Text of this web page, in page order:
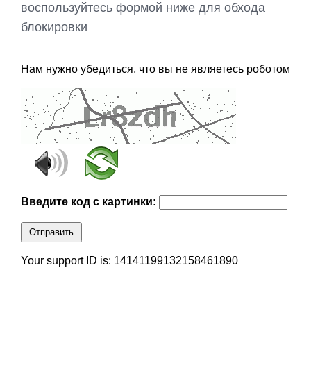
воспользуйтесь формой ниже для обхода
блокировки
Нам нужно убедиться, что вы не являетесь роботом
Введите код с картинки:
Отправить
Your support ID is: 14141199132158461890